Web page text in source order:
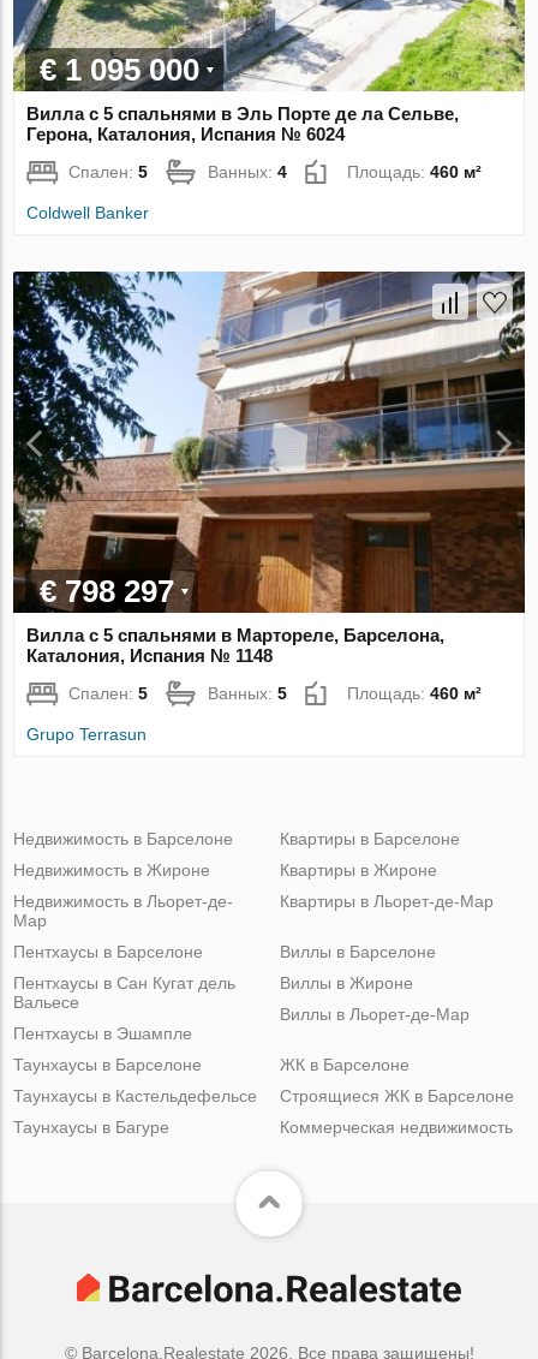
€ 1 095 000
Вилла с 5 спальнями в Эль Порте де ла Сельве,
Герона, Каталония, Испания № 6024
Спален:5 Ванных:4 Площадь:460 м²
Coldwell Banker
€ 798 297
Вилла с 5 спальнями в Мартореле, Барселона,
Каталония, Испания № 1148
Спален:5 Ванных:5 Площадь:460 м²
Grupo Terrasun
Недвижимость в Барселоне
Недвижимость в Жироне
Недвижимость в Льорет-де-
Мар
Квартиры в Барселоне
Квартиры в Жироне
Квартиры в Льорет-де-Мар
Пентхаусы в Барселоне
Пентхаусы в Сан Кугат дель
Вальесе
Пентхаусы в Эшампле
Виллы в Барселоне
Виллы в Жироне
Виллы в Льорет-де-Мар
Таунхаусы в Барселоне
Таунхаусы в Кастельдефельсе
Таунхаусы в Багуре
ЖК в Барселоне
Строящиеся ЖК в Барселоне
Коммерческая недвижимость
© Barcelona.Realestate 2026. Все права защищены!